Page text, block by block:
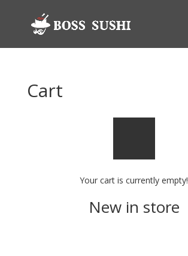
Cart
Your cart is currently empty!
New in store